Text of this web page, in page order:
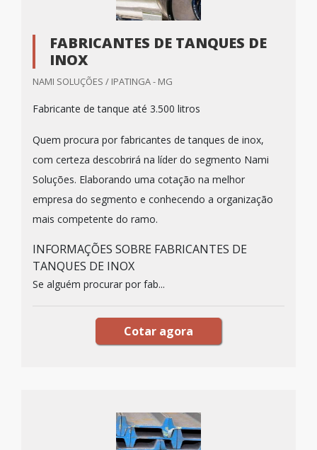
FABRICANTES DE TANQUES DE
INOX
NAMI SOLUÇÕES / IPATINGA - MG
Fabricante de tanque até 3.500 litros
Quem procura por fabricantes de tanques de inox,
com certeza descobrirá na líder do segmento Nami
Soluções. Elaborando uma cotação na melhor
empresa do segmento e conhecendo a organização
mais competente do ramo.
INFORMAÇÕES SOBRE FABRICANTES DE
TANQUES DE INOX
Se alguém procurar por fab...
Cotar agora